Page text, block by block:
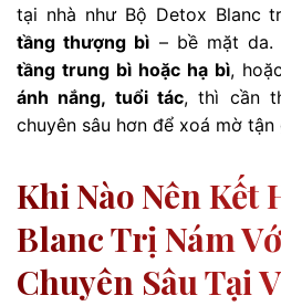
tại nhà như Bộ Detox Blanc
tầng thượng bì – bề mặt da.
tầng trung bì hoặc hạ bì,
ánh nắng, tuổi tác, thì cần
chuyên sâu hơn để xoá mờ tận
Khi Nào Nên Kết
Blanc Trị Nám
Chuyên Sâu Tại